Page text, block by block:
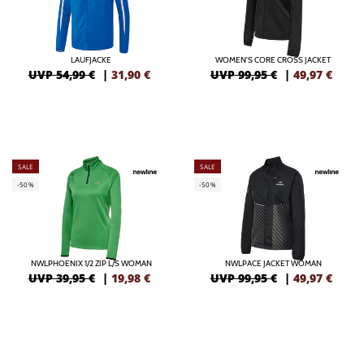
LAUFJACKE
UVP 54,99 € | 31,90 €
WOMEN'S CORE CROSS JACKET
UVP 99,95 € | 49,97 €
SALE
-50%
NWLPHOENIX 1/2 ZIP L/S WOMAN
UVP 39,95 € | 19,98 €
SALE
-50%
NWLPACE JACKET WOMAN
UVP 99,95 € | 49,97 €